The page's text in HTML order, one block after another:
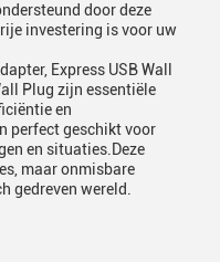
door deze
investering is voor uw
Express USB Wall
Plug zijn essentiële
en
perfect geschikt voor
en situaties.Deze
maar onmisbare
gedreven wereld.